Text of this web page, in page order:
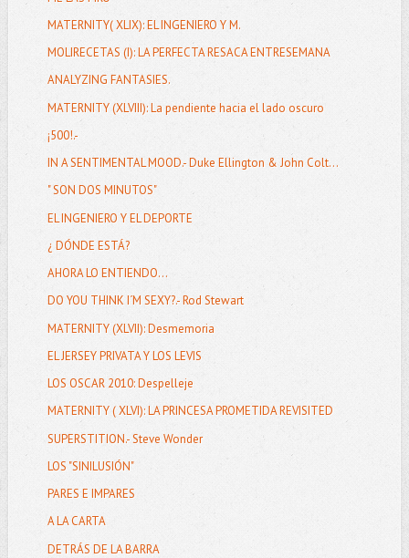
MATERNITY( XLIX): EL INGENIERO Y M.
MOLIRECETAS (I): LA PERFECTA RESACA ENTRESEMANA
ANALYZING FANTASIES.
MATERNITY (XLVIII): La pendiente hacia el lado oscuro
¡500!.-
IN A SENTIMENTAL MOOD.- Duke Ellington & John Colt...
" SON DOS MINUTOS"
EL INGENIERO Y EL DEPORTE
¿ DÓNDE ESTÁ?
AHORA LO ENTIENDO...
DO YOU THINK I´M SEXY?.- Rod Stewart
MATERNITY (XLVII): Desmemoria
EL JERSEY PRIVATA Y LOS LEVIS
LOS OSCAR 2010: Despelleje
MATERNITY ( XLVI): LA PRINCESA PROMETIDA REVISITED
SUPERSTITION.- Steve Wonder
LOS "SINILUSIÓN"
PARES E IMPARES
A LA CARTA
DETRÁS DE LA BARRA